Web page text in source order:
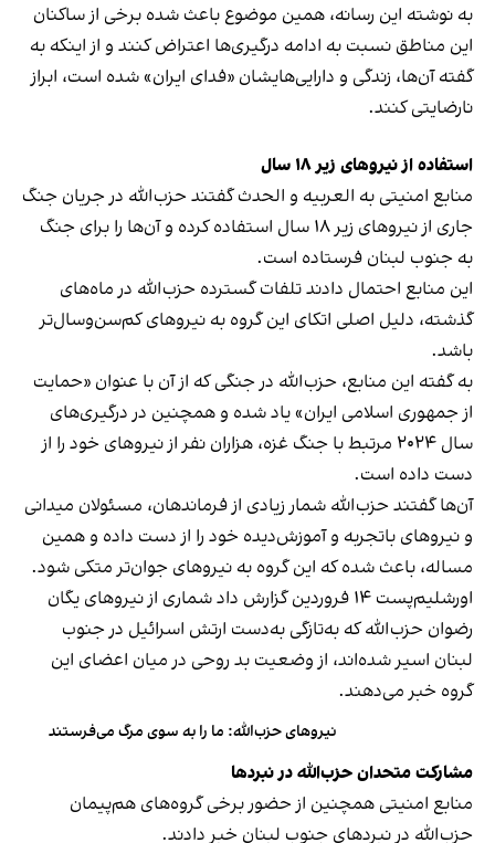
به نوشته این رسانه، همین موضوع باعث شده برخی از ساکنان
این مناطق نسبت به ادامه درگیری‌ها اعتراض کنند و از اینکه به
گفته آن‌ها، زندگی و دارایی‌هایشان «فدای ایران» شده است، ابراز
نارضایتی کنند.
استفاده از نیروهای زیر ۱۸ سال
منابع امنیتی به العربیه و الحدث گفتند حزب‌الله در جریان جنگ
جاری از نیروهای زیر ۱۸ سال استفاده کرده و آن‌ها را برای جنگ
به جنوب لبنان فرستاده است.
این منابع احتمال دادند تلفات گسترده حزب‌الله در ماه‌های
گذشته، دلیل اصلی اتکای این گروه به نیروهای کم‌سن‌وسال‌تر
باشد.
به گفته این منابع، حزب‌الله در جنگی که از آن با عنوان «حمایت
از جمهوری اسلامی ایران» یاد شده و همچنین در درگیری‌های
سال ۲۰۲۴ مرتبط با جنگ غزه، هزاران نفر از نیروهای خود را از
دست داده است.
آن‌ها گفتند حزب‌الله شمار زیادی از فرماندهان، مسئولان میدانی
و نیروهای باتجربه و آموزش‌دیده خود را از دست داده و همین
مساله، باعث شده که این گروه به نیروهای جوان‌تر متکی شود.
اورشلیم‌پست ۱۴ فروردین گزارش داد شماری از نیروهای یگان
رضوان حزب‌الله که به‌تازگی به‌دست ارتش اسرائیل در جنوب
لبنان اسیر شده‌اند، از وضعیت بد روحی در میان اعضای این
گروه خبر می‌دهند.
نیروهای حزب‌الله: ما را به سوی مرگ می‌فرستند
مشارکت متحدان حزب‌الله در نبردها
منابع امنیتی همچنین از حضور برخی گروه‌های هم‌پیمان
حزب‌الله در نبردهای جنوب لبنان خبر دادند.